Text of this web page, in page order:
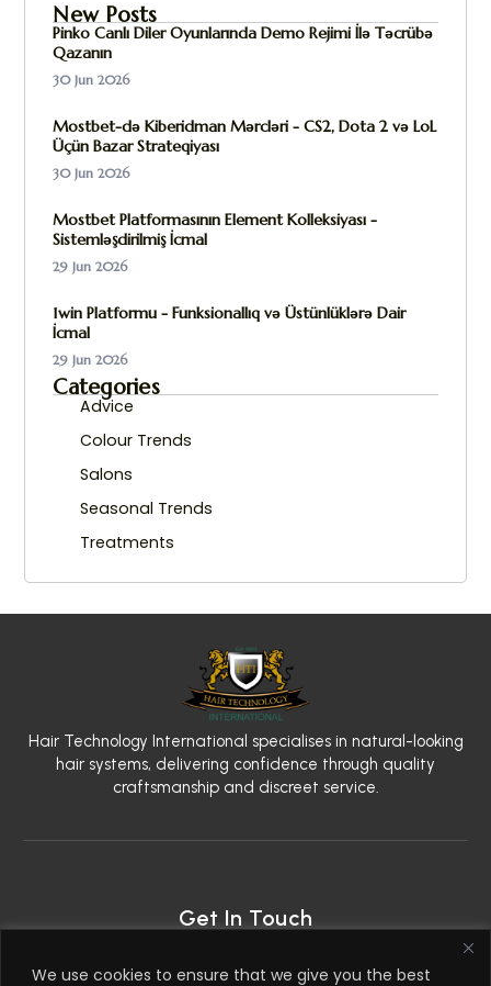
We use cookies to ensure that we give you the best
New Posts
Pinko Canlı Diler Oyunlarında Demo Rejimi İlə Təcrübə
Qazanın
30 Jun 2026
Mostbet-də Kiberidman Mərcləri - CS2, Dota 2 və LoL
Üçün Bazar Strateqiyası
30 Jun 2026
Mostbet Platformasının Element Kolleksiyası -
Sistemləşdirilmiş İcmal
29 Jun 2026
1win Platformu - Funksionallıq və Üstünlüklərə Dair
İcmal
29 Jun 2026
Categories
Advice
Colour Trends
Salons
Seasonal Trends
Treatments
Hair Technology International specialises in natural-looking
hair systems, delivering confidence through quality
craftsmanship and discreet service.
Get In Touch
2nd Floor, 79 West Regent Street, Glasgow G2 2AW